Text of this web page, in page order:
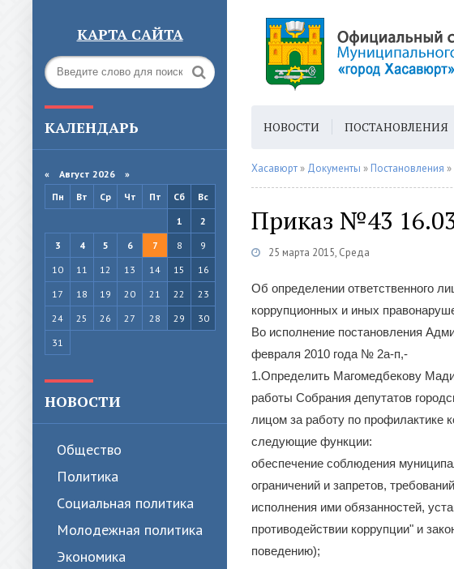
КАРТА САЙТА
КАЛЕНДАРЬ
« Август 2026 »
Пн
Вт Ср Чт Пт Сб
Вс
1
2
3
4 5 6 7 8
9
10
11 12 13 14 15
16
17
18 19 20 21 22
23
24
25 26 27 28 29
30
31
НОВОСТИ
Общество
Политика
Cоциальная политика
Молодежная политика
Экономика
НОВОСТИ ПОСТАНОВЛЕНИЯ
ГОРОДСКАЯ СРЕДА ГЕН.
Хасавюрт » Документы » Постановления
Приказ №43
25 марта 2015, Среда
Об определении ответственного
коррупционных и иных
Во исполнение постановления
февраля 2010 года № 2а-п,-
1.Определить Магомедбекову
работы Собрания депутатов
лицом за работу по профилактике
следующие функции:
обеспечение соблюдения
ограничений и запретов,
исполнения ими обязанностей,
противодействии коррупции" и
поведению);